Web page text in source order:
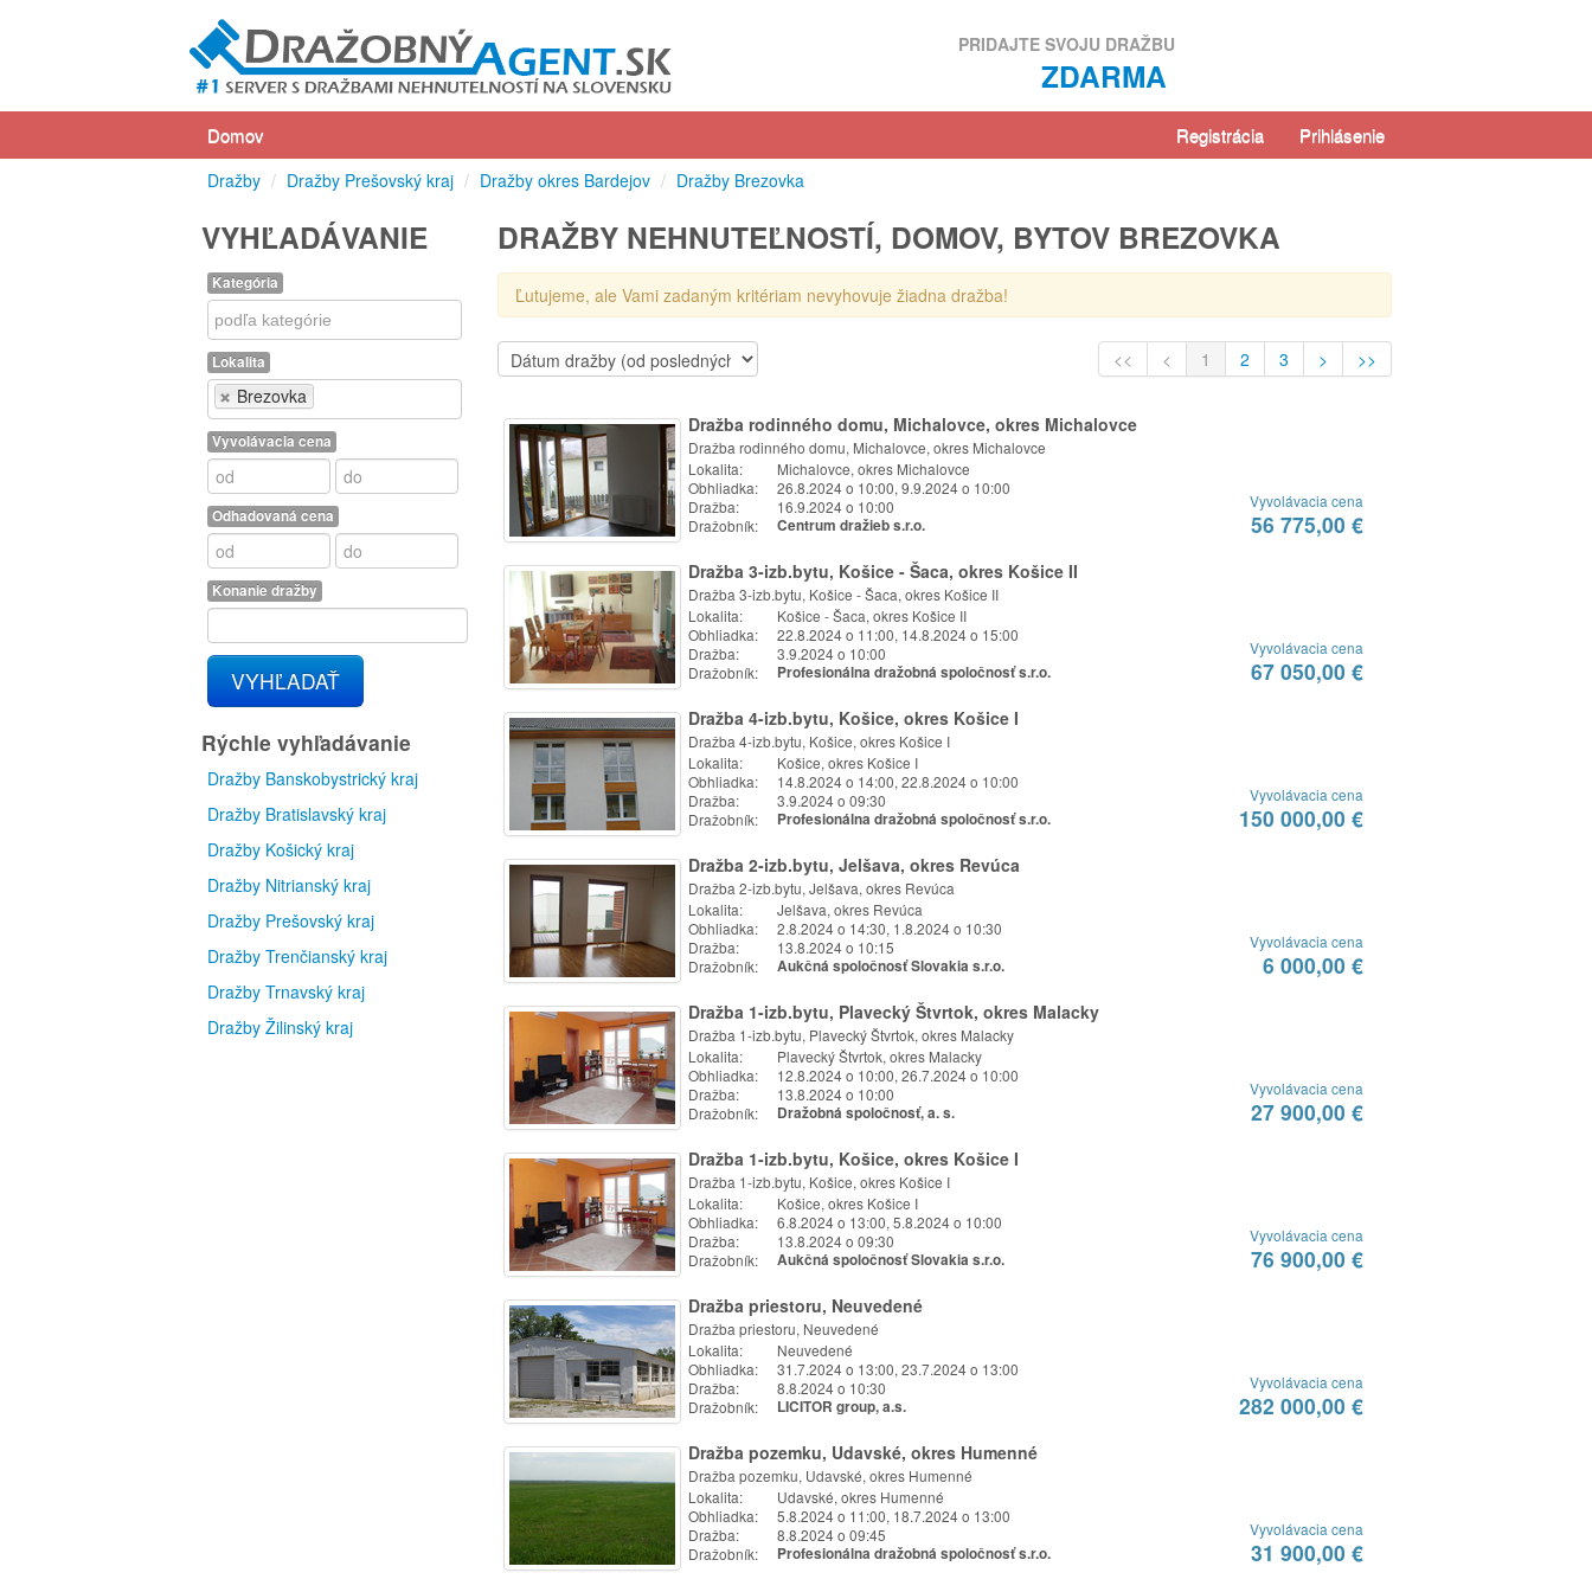
PRIDAJTE SVOJU DRAŽBU
ZDARMA
Domov Prihlásenie
Registrácia
Dražby / Dražby Prešovský kraj / Dražby okres Bardejov / Dražby Brezovka
VYHĽADÁVANIE
Kategória
Kategória
Lokalita
Brezovka
Lokalita
Vyvolávacia cena
Odhadovaná cena
Konanie dražby
VYHĽADAŤ
Rýchle vyhľadávanie
Dražby Banskobystrický kraj
Dražby Bratislavský kraj
Dražby Košický kraj
Dražby Nitrianský kraj
Dražby Prešovský kraj
Dražby Trenčianský kraj
Dražby Trnavský kraj
Dražby Žilinský kraj
DRAŽBY NEHNUTEĽNOSTÍ, DOMOV, BYTOV BREZOVKA
Ľutujeme, ale Vami zadaným kritériam nevyhovuje žiadna dražba!
<< < 1 2 3 > >>
Dražba rodinného domu, Michalovce, okres Michalovce
Dražba rodinného domu, Michalovce, okres Michalovce
Lokalita:
Michalovce, okres Michalovce
Obhliadka:
26.8.2024 o 10:00, 9.9.2024 o 10:00
Dražba:
16.9.2024 o 10:00
Dražobník:
Centrum dražieb s.r.o.
Vyvolávacia cena
56 775,00 €
Dražba 3-izb.bytu, Košice - Šaca, okres Košice II
Dražba 3-izb.bytu, Košice - Šaca, okres Košice II
Lokalita:
Košice - Šaca, okres Košice II
Obhliadka:
22.8.2024 o 11:00, 14.8.2024 o 15:00
Dražba:
3.9.2024 o 10:00
Dražobník:
Profesionálna dražobná spoločnosť s.r.o.
Vyvolávacia cena
67 050,00 €
Dražba 4-izb.bytu, Košice, okres Košice I
Dražba 4-izb.bytu, Košice, okres Košice I
Lokalita:
Košice, okres Košice I
Obhliadka:
14.8.2024 o 14:00, 22.8.2024 o 10:00
Dražba:
3.9.2024 o 09:30
Dražobník:
Profesionálna dražobná spoločnosť s.r.o.
Vyvolávacia cena
150 000,00 €
Dražba 2-izb.bytu, Jelšava, okres Revúca
Dražba 2-izb.bytu, Jelšava, okres Revúca
Lokalita:
Jelšava, okres Revúca
Obhliadka:
2.8.2024 o 14:30, 1.8.2024 o 10:30
Dražba:
13.8.2024 o 10:15
Dražobník:
Aukčná spoločnosť Slovakia s.r.o.
Vyvolávacia cena
6 000,00 €
Dražba 1-izb.bytu, Plavecký Štvrtok, okres Malacky
Dražba 1-izb.bytu, Plavecký Štvrtok, okres Malacky
Lokalita:
Plavecký Štvrtok, okres Malacky
Obhliadka:
12.8.2024 o 10:00, 26.7.2024 o 10:00
Dražba:
13.8.2024 o 10:00
Dražobník:
Dražobná spoločnosť, a. s.
Vyvolávacia cena
27 900,00 €
Dražba 1-izb.bytu, Košice, okres Košice I
Dražba 1-izb.bytu, Košice, okres Košice I
Lokalita:
Košice, okres Košice I
Obhliadka:
6.8.2024 o 13:00, 5.8.2024 o 10:00
Dražba:
13.8.2024 o 09:30
Dražobník:
Aukčná spoločnosť Slovakia s.r.o.
Vyvolávacia cena
76 900,00 €
Dražba priestoru, Neuvedené
Dražba priestoru, Neuvedené
Lokalita:
Neuvedené
Obhliadka:
31.7.2024 o 13:00, 23.7.2024 o 13:00
Dražba:
8.8.2024 o 10:30
Dražobník:
LICITOR group, a.s.
Vyvolávacia cena
282 000,00 €
Dražba pozemku, Udavské, okres Humenné
Dražba pozemku, Udavské, okres Humenné
Lokalita:
Udavské, okres Humenné
Obhliadka:
5.8.2024 o 11:00, 18.7.2024 o 13:00
Dražba:
8.8.2024 o 09:45
Dražobník:
Profesionálna dražobná spoločnosť s.r.o.
Vyvolávacia cena
31 900,00 €